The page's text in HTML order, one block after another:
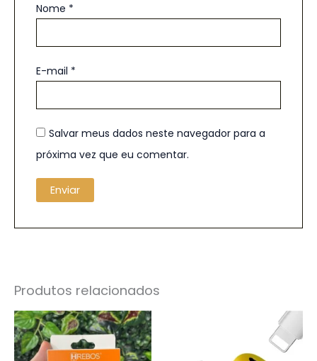
Nome *
E-mail *
Salvar meus dados neste navegador para a
próxima vez que eu comentar.
Produtos relacionados